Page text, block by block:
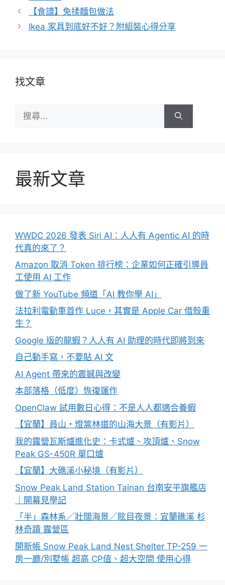
類
【食譜】免揉麵包做法
Ikea 家具到底好不好？附組裝心得分享
找文章
尋:
最新文章
WWDC 2026 發表 Siri AI：人人有 Agentic AI 的時
代真的來了？
Amazon 取消 Token 排行榜：企業如何正確引導員
工使用 AI 工作
做了新 YouTube 頻道「AI 教你學 AI」
法拉利電動車首作 Luce，其實是 Apple Car 借殼重
生？
Google 版的龍蝦？人人有 AI 助理的時代即將到來
自己動手寫，不要貼 AI 文
AI Agent 帶來的震撼與改變
本部落格（低度）恢復運作
OpenClaw 試用數日心得：不是人人都適合養蝦
【宜蘭】員山・燈篙林道的山海大景（有影片）
我的露營瓦斯爐進化史：卡式爐、攻頂爐、Snow
Peak GS-450R 單口爐
【宜蘭】大礁溪小秘境（有影片）
Snow Peak Land Station Tainan 台南安平旗艦店
｜開幕見學記
「半」森林系／壯闊海景／眩目夜景：宜蘭礁溪 杉
林奇蹟 露營區
開新帳 Snow Peak Land Nest Shelter TP-259 一
房一廳/別墅帳 超高 CP值、超大空間 使用心得